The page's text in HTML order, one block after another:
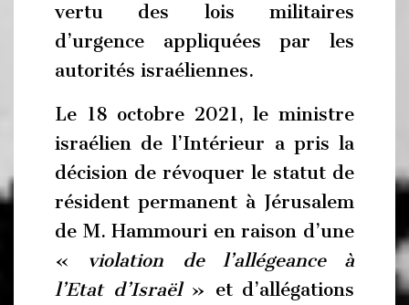
vertu des lois militaires
d’urgence appliquées par les
autorités israéliennes.
Le 18 octobre 2021, le ministre
israélien de l’Intérieur a pris la
décision de révoquer le statut de
résident permanent à Jérusalem
de M. Hammouri en raison d’une
« violation de l’allégeance à
l’Etat d’Israël» et d’allégations